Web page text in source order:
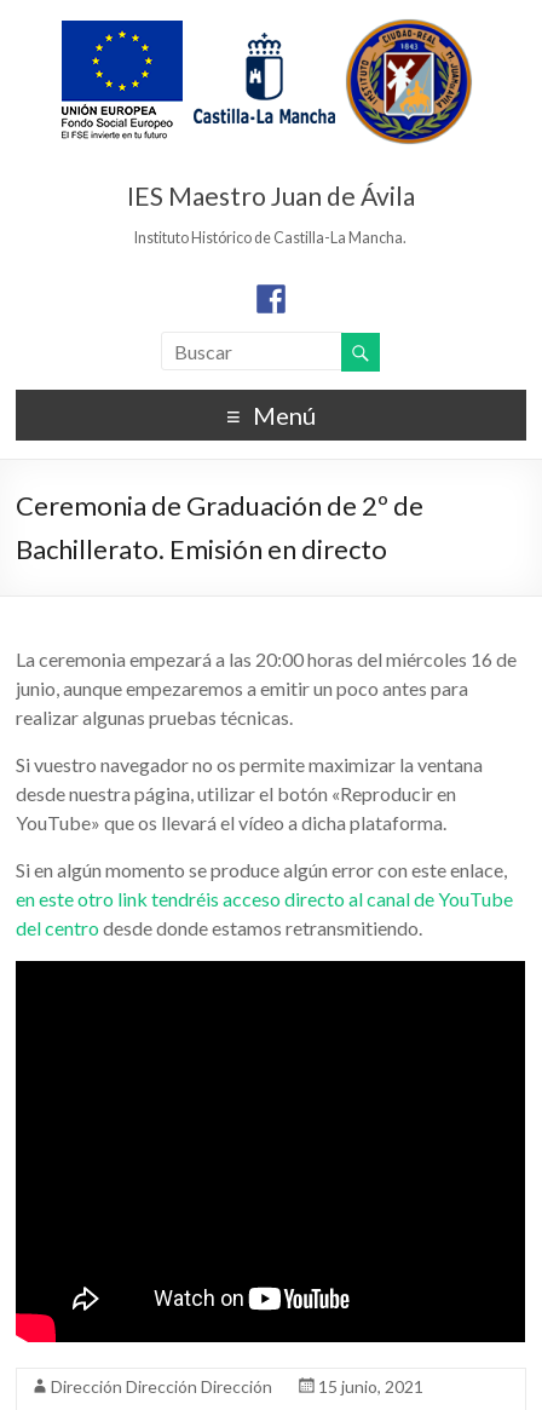
IES Maestro Juan de Ávila
Instituto Histórico de Castilla-La Mancha.
Menú
Ceremonia de Graduación de 2º de
Bachillerato. Emisión en directo
La ceremonia empezará a las 20:00 horas del miércoles 16 de
junio, aunque empezaremos a emitir un poco antes para
realizar algunas pruebas técnicas.
Si vuestro navegador no os permite maximizar la ventana
desde nuestra página, utilizar el botón «Reproducir en
YouTube» que os llevará el vídeo a dicha plataforma.
Si en algún momento se produce algún error con este enlace,
en este otro link tendréis acceso directo al canal de YouTube
del centrodesde donde estamos retransmitiendo.
Dirección Dirección Dirección
15 junio, 2021